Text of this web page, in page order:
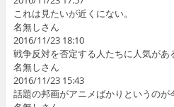
これは見たいが近くにない。
名無しさん
2016/11/23 18:10
戦争反対を否定する人たちに人気があ
名無しさん
2016/11/23 15:43
話題の邦画がアニメばかりというのが